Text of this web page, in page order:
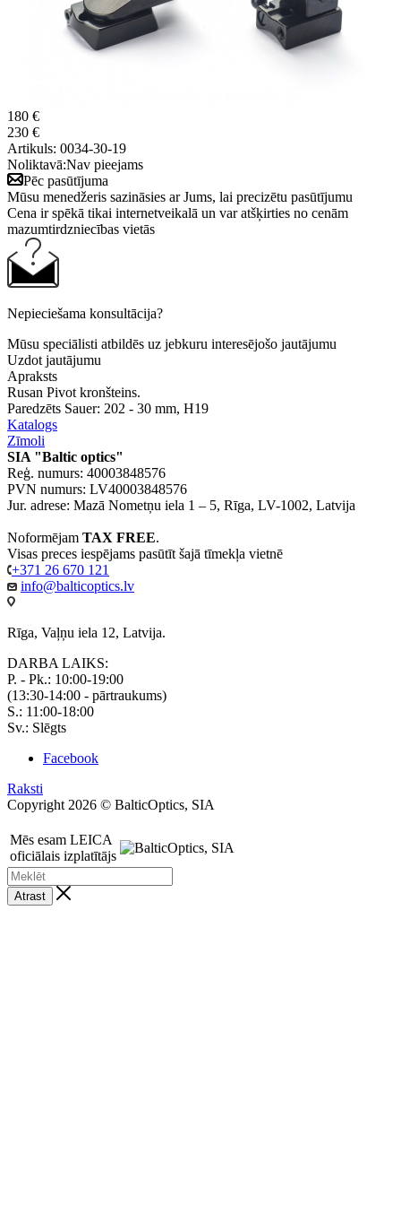
180 €
230 €
Artikuls: 0034-30-19
Noliktavā:Nav pieejams
Pēc pasūtījuma
Mūsu menedžeris sazināsies ar Jums, lai precizētu pasūtījumu
Cena ir spēkā tikai internetveikalā un var atšķirties no cenām
mazumtirdzniecības vietās
Nepieciešama konsultācija?
Mūsu speciālisti atbildēs uz jebkuru interesējošo jautājumu
Uzdot jautājumu
Apraksts
Rusan Pivot kronšteins.
Paredzēts Sauer: 202 - 30 mm, H19
Katalogs
Zīmoli
SIA "Baltic optics"
Reģ. numurs: 40003848576
PVN numurs: LV40003848576
Jur. adrese: Mazā Nometņu iela 1 – 5, Rīga, LV-1002, Latvija
Noformējam TAX FREE.
Visas preces iespējams pasūtīt šajā tīmekļa vietnē
+371 26 670 121
info@balticoptics.lv
Rīga, Vaļņu iela 12, Latvija.
DARBA LAIKS:
P. - Pk.: 10:00-19:00
(13:30-14:00 - pārtraukums)
S.: 11:00-18:00
Sv.: Slēgts
Facebook
Raksti
Copyright 2026 © BalticOptics, SIA
Mēs esam LEICA
oficiālais izplatītājs
Atrast